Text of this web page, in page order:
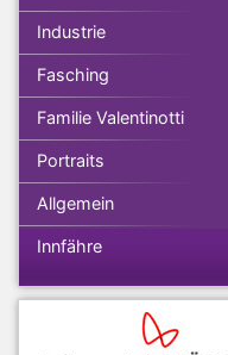
Industrie
Fasching
Familie Valentinotti
Portraits
Allgemein
Innfähre